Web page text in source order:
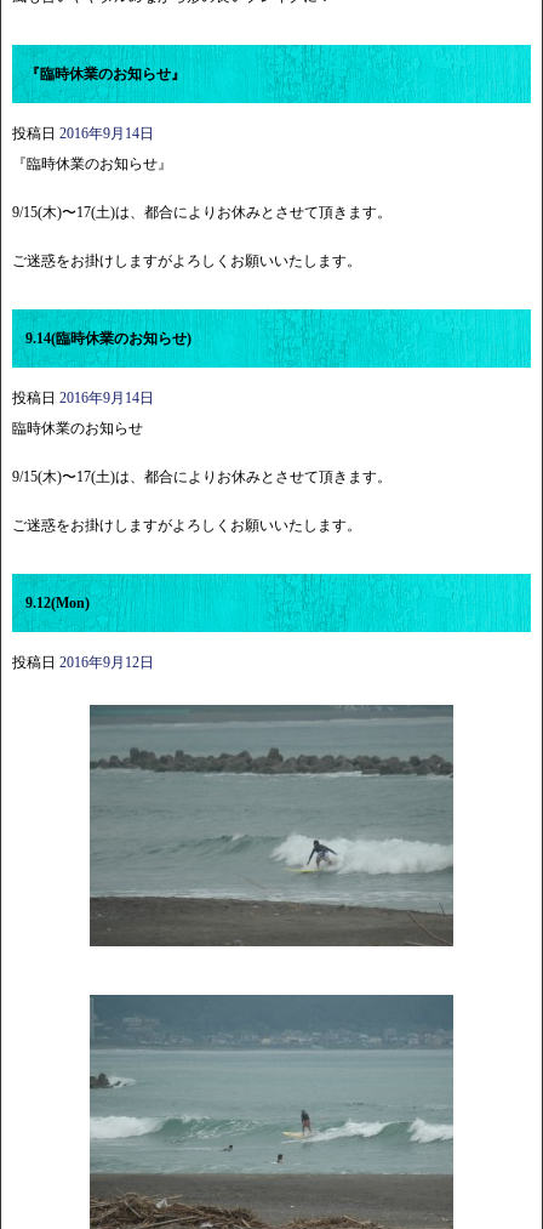
『臨時休業のお知らせ』
投稿日 2016年9月14日
『臨時休業のお知らせ』
9/15(木)〜17(土)は、都合によりお休みとさせて頂きます。
ご迷惑をお掛けしますがよろしくお願いいたします。
9.14(臨時休業のお知らせ)
投稿日 2016年9月14日
臨時休業のお知らせ
9/15(木)〜17(土)は、都合によりお休みとさせて頂きます。
ご迷惑をお掛けしますがよろしくお願いいたします。
9.12(Mon)
投稿日 2016年9月12日